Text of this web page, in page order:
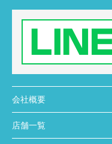
会社概要
店舗一覧